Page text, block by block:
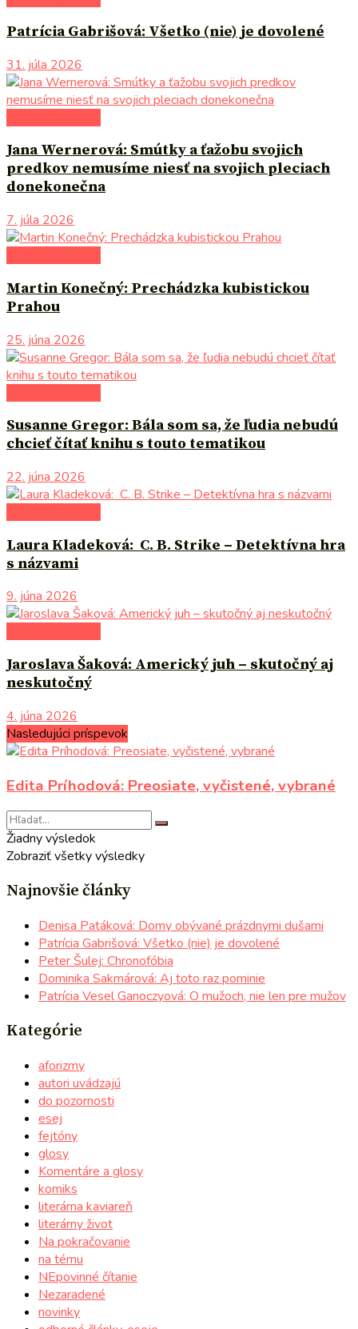
Patrícia Gabrišová: Všetko (nie) je dovolené
31. júla 2026
Jana Wernerová: Smútky a ťažobu svojich
predkov nemusíme niesť na svojich pleciach
donekonečna
7. júla 2026
Martin Konečný: Prechádzka kubistickou
Prahou
25. júna 2026
Susanne Gregor: Bála som sa, že ľudia nebudú
chcieť čítať knihu s touto tematikou
22. júna 2026
Laura Kladeková: C. B. Strike – Detektívna hra
s názvami
9. júna 2026
Jaroslava Šaková: Americký juh – skutočný aj
neskutočný
4. júna 2026
Nasledujúci príspevok
Edita Príhodová: Preosiate, vyčistené, vybrané
Žiadny výsledok
Zobraziť všetky výsledky
Najnovšie články
Denisa Patáková: Domy obývané prázdnymi dušami
Patrícia Gabrišová: Všetko (nie) je dovolené
Peter Šulej: Chronofóbia
Dominika Sakmárová: Aj toto raz pominie
Patrícia Vesel Ganoczyová: O mužoch, nie len pre mužov
Kategórie
aforizmy
autori uvádzajú
do pozornosti
esej
fejtóny
glosy
Komentáre a glosy
komiks
literárna kaviareň
literárny život
Na pokračovanie
na tému
NEpovinné čítanie
Nezaradené
novinky